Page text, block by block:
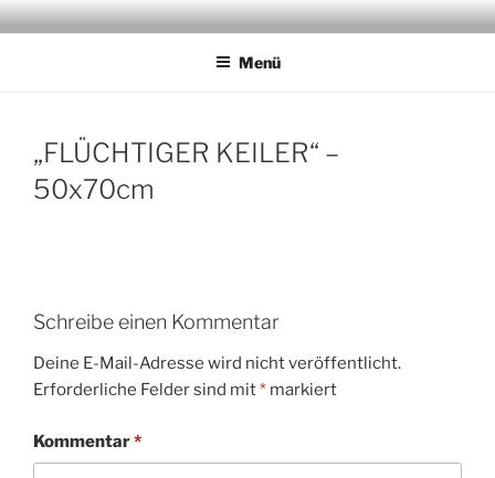
Zum
InhaltJAGDMALER THOMAS BOLD
Menü
„FLÜCHTIGER KEILER“ –
50x70cm
Schreibe einen Kommentar
Deine E-Mail-Adresse wird nicht veröffentlicht.
Erforderliche Felder sind mit* markiert
Kommentar*